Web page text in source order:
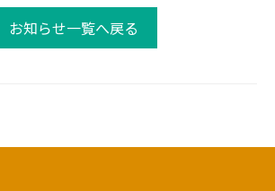
お知らせ一覧へ戻る